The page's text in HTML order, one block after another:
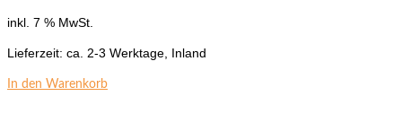
inkl. 7 % MwSt.
Lieferzeit: ca. 2-3 Werktage, Inland
In den Warenkorb